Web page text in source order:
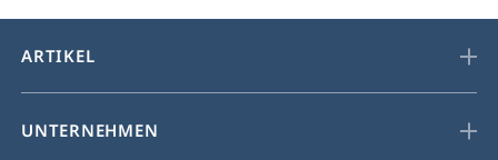
ARTIKEL
UNTERNEHMEN